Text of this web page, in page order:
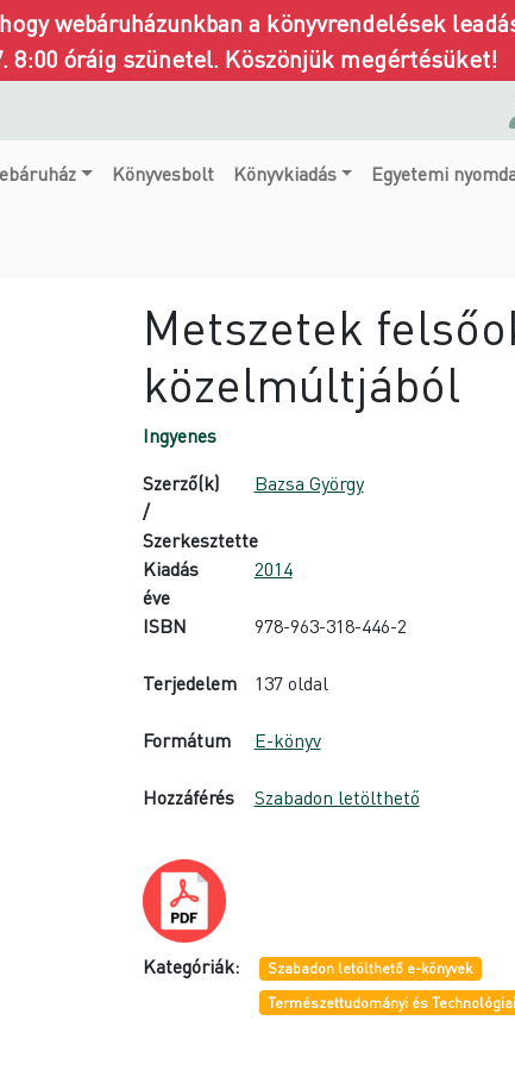
webáruházunkban a könyvrendelések
8:00 óráig szünetel. Köszönjük megértésüket!
Könyvesbolt Könyvkiadás Egyetemi
Metszetek
közelmúltjából
Ingyenes
Szerző(k)
/
Szerkesztette
Bazsa György
Kiadás
éve
2014
ISBN 978-963-318-446-2
Terjedelem 137 oldal
Formátum E-könyv
Hozzáférés Szabadon letölthető
Kategóriák:
Szabadon letölthető e-könyvek
Természettudományi és